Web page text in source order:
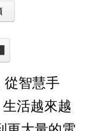
從智慧手
活越來越